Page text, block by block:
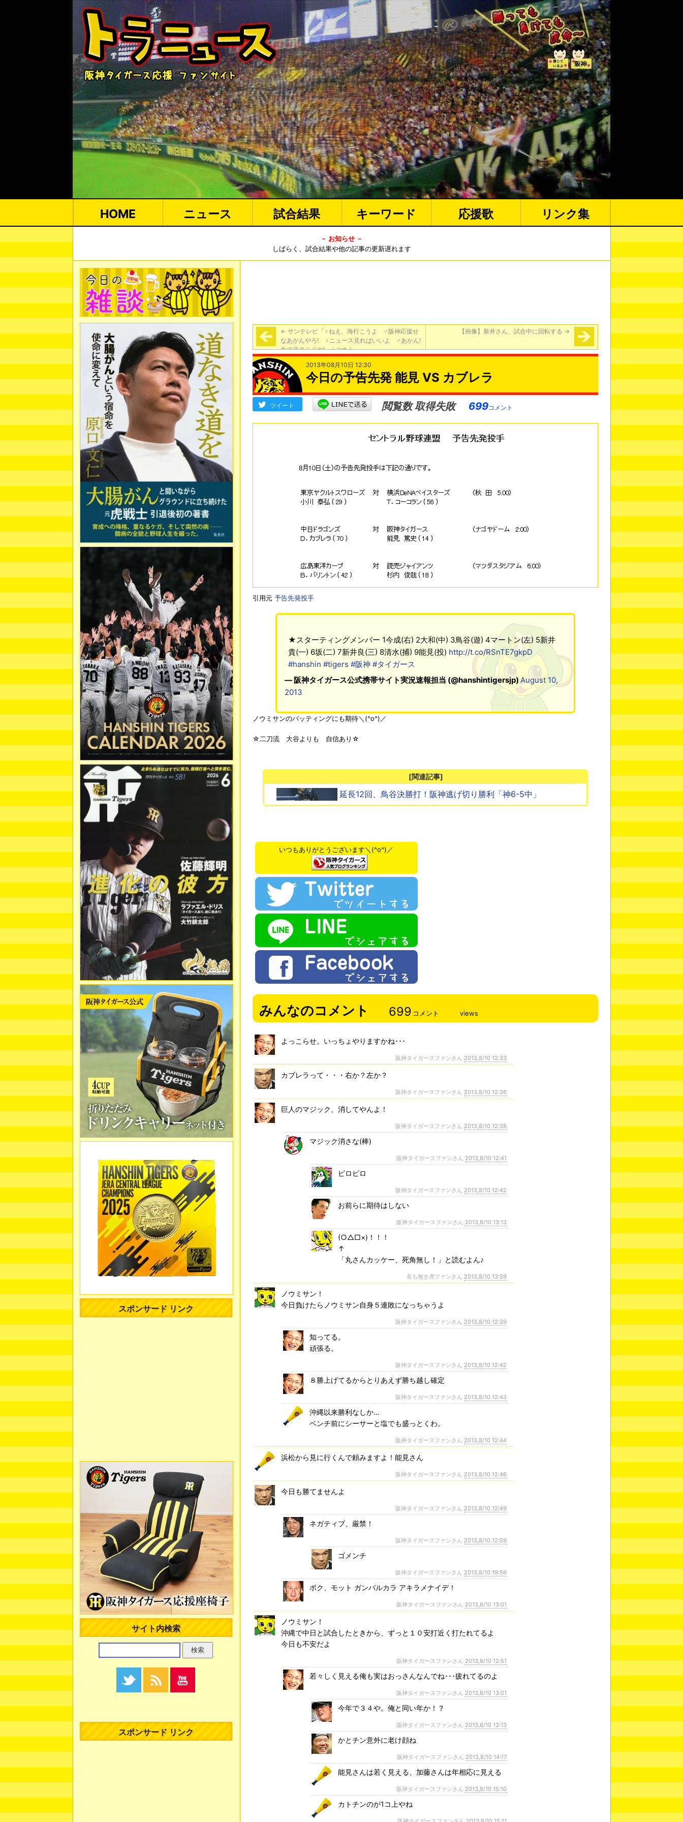
HOME ニュース 試合結果 キーワード 応援歌 リンク集
－ お知らせ －
しばらく、試合結果や他の記事の更新遅れます
← サンテレビ「♀ねえ、海行こうよ ♂阪神応援せ
なあかんやろ! ♀ニュース見ればいいよ ♂あかん!
生で見てこそや! ♀ごめん」
【画像】新井さん、試合中に回転する →
2013年08月10日 12:30
今日の予告先発 能見 VS カブレラ
ツイート 閲覧数 取得失敗 699コメント
引用元 予告先発投手
★スターティングメンバー 1今成(右) 2大和(中) 3鳥谷(遊) 4マートン(左) 5新井
貴(一) 6坂(二) 7新井良(三) 8清水(捕) 9能見(投) http://t.co/RSnTE7gkpD
#hanshin #tigers #阪神 #タイガース
— 阪神タイガース公式携帯サイト実況速報担当 (@hanshintigersjp)August 10,
2013
ノウミサンのバッティングにも期待＼(^o^)／
☆二刀流 大谷よりも 自信あり☆
[関連記事]
延長12回、鳥谷決勝打！阪神逃げ切り勝利「神6-5中」
いつもありがとうございます＼(^o^)／
みんなのコメント 699 コメント views
よっこらせ。いっちょやりますかね･･･
阪神タイガースファンさん 2013,8/10 12:33
カブレラって・・・右か？左か？
阪神タイガースファンさん 2013,8/10 12:36
巨人のマジック、消してやんよ！
阪神タイガースファンさん 2013,8/10 12:38
マジック消さな(棒)
阪神タイガースファンさん 2013,8/10 12:41
ピロピロ
阪神タイガースファンさん 2013,8/10 12:42
お前らに期待はしない
阪神タイガースファンさん 2013,8/10 13:13
(○△□×)！！！
↑
「丸さんカッケー、死角無し！」と読むよん♪
名も無き虎ファンさん 2013,8/10 13:59
ノウミサン！
今日負けたらノウミサン自身５連敗になっちゃうよ
阪神タイガースファンさん 2013,8/10 12:39
知ってる。
頑張る。
阪神タイガースファンさん 2013,8/10 12:42
８勝上げてるからとりあえず勝ち越し確定
阪神タイガースファンさん 2013,8/10 12:43
沖縄以来勝利なしか…
ベンチ前にシーサーと塩でも盛っとくわ。
阪神タイガースファンさん 2013,8/10 12:44
浜松から見に行くんで頼みますよ！能見さん
阪神タイガースファンさん 2013,8/10 12:46
今日も勝てませんよ
阪神タイガースファンさん 2013,8/10 12:49
ネガティブ、厳禁！
阪神タイガースファンさん 2013,8/10 12:59
ゴメンチ
阪神タイガースファンさん 2013,8/10 19:56
ボク、モット ガンバルカラ アキラメナイデ！
阪神タイガースファンさん 2013,8/10 13:01
ノウミサン！
沖縄で中日と試合したときから、ずっと１０安打近く打たれてるよ
今日も不安だよ
阪神タイガースファンさん 2013,8/10 12:51
若々しく見える俺も実はおっさんなんでね･･･疲れてるのよ
阪神タイガースファンさん 2013,8/10 13:01
今年で３４や。俺と同い年か！？
阪神タイガースファンさん 2013,8/10 13:13
かとチン意外に老け顔ね
阪神タイガースファンさん 2013,8/10 14:17
能見さんは若く見える、加藤さんは年相応に見える
阪神タイガースファンさん 2013,8/10 15:10
カトチンのが1コ上やね
スポンサード リンク
サイト内検索
スポンサード リンク